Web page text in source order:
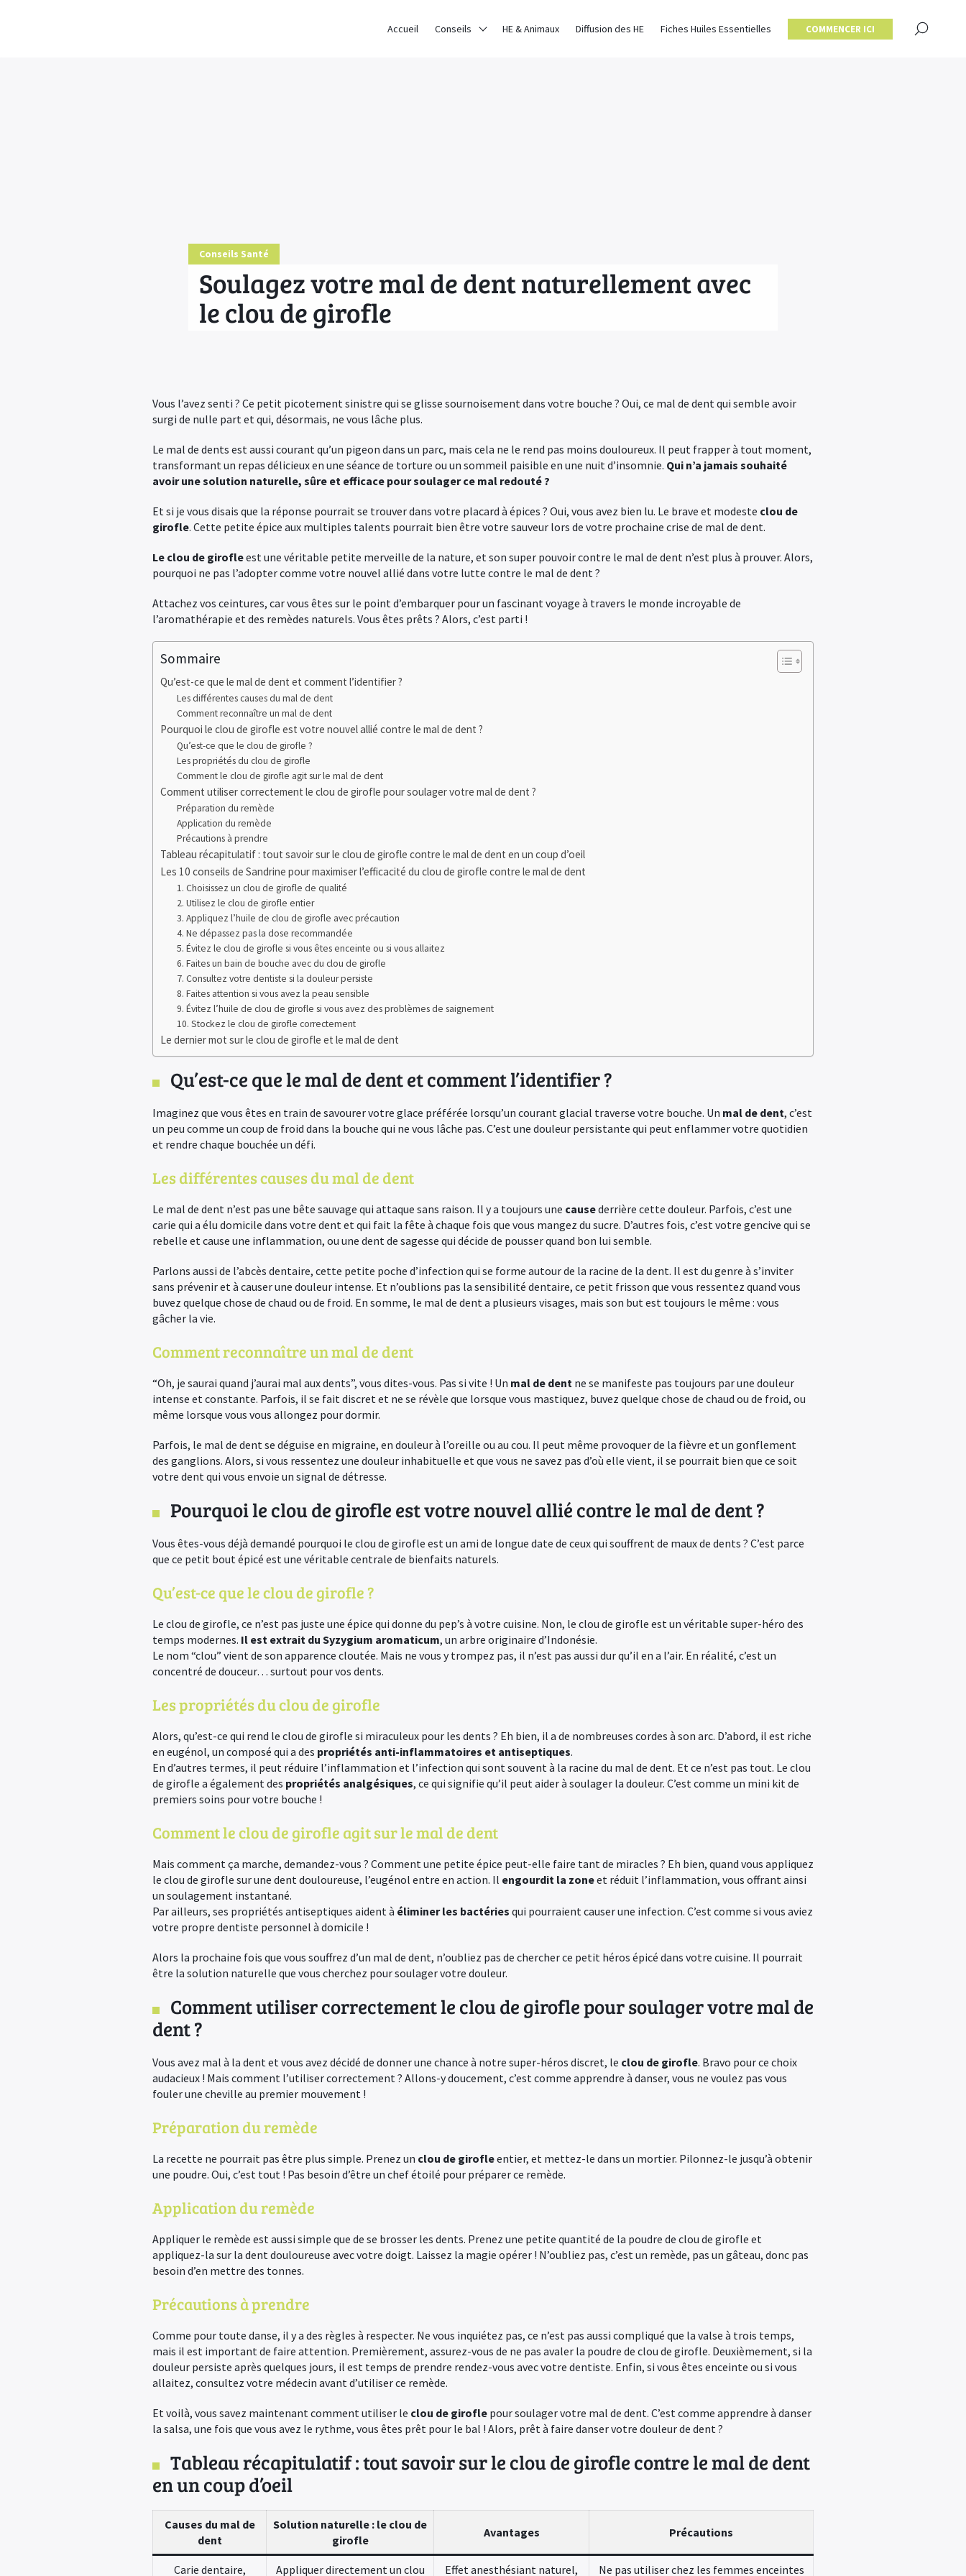
Conseils Santé
Soulagez votre mal de dent naturellement avec
le clou de girofle
Vous l’avez senti ? Ce petit picotement sinistre qui se glisse sournoisement dans votre bouche ? Oui, ce mal de dent qui semble avoir
surgi de nulle part et qui, désormais, ne vous lâche plus.
Le mal de dents est aussi courant qu’un pigeon dans un parc, mais cela ne le rend pas moins douloureux. Il peut frapper à tout moment,
transformant un repas délicieux en une séance de torture ou un sommeil paisible en une nuit d’insomnie. Qui n’a jamais souhaité
avoir une solution naturelle, sûre et efficace pour soulager ce mal redouté ?
Et si je vous disais que la réponse pourrait se trouver dans votre placard à épices ? Oui, vous avez bien lu. Le brave et modeste clou de
girofle. Cette petite épice aux multiples talents pourrait bien être votre sauveur lors de votre prochaine crise de mal de dent.
Le clou de girofleest une véritable petite merveille de la nature, et son super pouvoir contre le mal de dent n’est plus à prouver. Alors,
pourquoi ne pas l’adopter comme votre nouvel allié dans votre lutte contre le mal de dent ?
Attachez vos ceintures, car vous êtes sur le point d’embarquer pour un fascinant voyage à travers le monde incroyable de
l’aromathérapie et des remèdes naturels. Vous êtes prêts ? Alors, c’est parti !
Sommaire
Qu’est-ce que le mal de dent et comment l’identifier ?
Les différentes causes du mal de dent
Comment reconnaître un mal de dent
Pourquoi le clou de girofle est votre nouvel allié contre le mal de dent ?
Qu’est-ce que le clou de girofle ?
Les propriétés du clou de girofle
Comment le clou de girofle agit sur le mal de dent
Comment utiliser correctement le clou de girofle pour soulager votre mal de dent ?
Préparation du remède
Application du remède
Précautions à prendre
Tableau récapitulatif : tout savoir sur le clou de girofle contre le mal de dent en un coup d’oeil
Les 10 conseils de Sandrine pour maximiser l’efficacité du clou de girofle contre le mal de dent
1. Choisissez un clou de girofle de qualité
2. Utilisez le clou de girofle entier
3. Appliquez l’huile de clou de girofle avec précaution
4. Ne dépassez pas la dose recommandée
5. Évitez le clou de girofle si vous êtes enceinte ou si vous allaitez
6. Faites un bain de bouche avec du clou de girofle
7. Consultez votre dentiste si la douleur persiste
8. Faites attention si vous avez la peau sensible
9. Évitez l’huile de clou de girofle si vous avez des problèmes de saignement
10. Stockez le clou de girofle correctement
Le dernier mot sur le clou de girofle et le mal de dent
Qu’est-ce que le mal de dent et comment l’identifier ?
Imaginez que vous êtes en train de savourer votre glace préférée lorsqu’un courant glacial traverse votre bouche. Un mal de dent, c’est
un peu comme un coup de froid dans la bouche qui ne vous lâche pas. C’est une douleur persistante qui peut enflammer votre quotidien
et rendre chaque bouchée un défi.
Les différentes causes du mal de dent
Le mal de dent n’est pas une bête sauvage qui attaque sans raison. Il y a toujours une causederrière cette douleur. Parfois, c’est une
carie qui a élu domicile dans votre dent et qui fait la fête à chaque fois que vous mangez du sucre. D’autres fois, c’est votre gencive qui se
rebelle et cause une inflammation, ou une dent de sagesse qui décide de pousser quand bon lui semble.
Parlons aussi de l’abcès dentaire, cette petite poche d’infection qui se forme autour de la racine de la dent. Il est du genre à s’inviter
sans prévenir et à causer une douleur intense. Et n’oublions pas la sensibilité dentaire, ce petit frisson que vous ressentez quand vous
buvez quelque chose de chaud ou de froid. En somme, le mal de dent a plusieurs visages, mais son but est toujours le même : vous
gâcher la vie.
Comment reconnaître un mal de dent
“Oh, je saurai quand j’aurai mal aux dents”, vous dites-vous. Pas si vite ! Un mal de dent ne se manifeste pas toujours par une douleur
intense et constante. Parfois, il se fait discret et ne se révèle que lorsque vous mastiquez, buvez quelque chose de chaud ou de froid, ou
même lorsque vous vous allongez pour dormir.
Parfois, le mal de dent se déguise en migraine, en douleur à l’oreille ou au cou. Il peut même provoquer de la fièvre et un gonflement
des ganglions. Alors, si vous ressentez une douleur inhabituelle et que vous ne savez pas d’où elle vient, il se pourrait bien que ce soit
votre dent qui vous envoie un signal de détresse.
Pourquoi le clou de girofle est votre nouvel allié contre le mal de dent ?
Vous êtes-vous déjà demandé pourquoi le clou de girofle est un ami de longue date de ceux qui souffrent de maux de dents ? C’est parce
que ce petit bout épicé est une véritable centrale de bienfaits naturels.
Qu’est-ce que le clou de girofle ?
Le clou de girofle, ce n’est pas juste une épice qui donne du pep’s à votre cuisine. Non, le clou de girofle est un véritable super-héro des
temps modernes. Il est extrait du Syzygium aromaticum, un arbre originaire d’Indonésie.
Le nom “clou” vient de son apparence cloutée. Mais ne vous y trompez pas, il n’est pas aussi dur qu’il en a l’air. En réalité, c’est un
concentré de douceur… surtout pour vos dents.
Les propriétés du clou de girofle
Alors, qu’est-ce qui rend le clou de girofle si miraculeux pour les dents ? Eh bien, il a de nombreuses cordes à son arc. D’abord, il est riche
en eugénol, un composé qui a des propriétés anti-inflammatoires et antiseptiques.
En d’autres termes, il peut réduire l’inflammation et l’infection qui sont souvent à la racine du mal de dent. Et ce n’est pas tout. Le clou
de girofle a également des propriétés analgésiques, ce qui signifie qu’il peut aider à soulager la douleur. C’est comme un mini kit de
premiers soins pour votre bouche !
Comment le clou de girofle agit sur le mal de dent
Mais comment ça marche, demandez-vous ? Comment une petite épice peut-elle faire tant de miracles ? Eh bien, quand vous appliquez
le clou de girofle sur une dent douloureuse, l’eugénol entre en action. Il engourdit la zoneet réduit l’inflammation, vous offrant ainsi
un soulagement instantané.
Par ailleurs, ses propriétés antiseptiques aident à éliminer les bactéries qui pourraient causer une infection. C’est comme si vous aviez
votre propre dentiste personnel à domicile !
Alors la prochaine fois que vous souffrez d’un mal de dent, n’oubliez pas de chercher ce petit héros épicé dans votre cuisine. Il pourrait
être la solution naturelle que vous cherchez pour soulager votre douleur.
Comment utiliser correctement le clou de girofle pour soulager votre mal de
dent ?
Vous avez mal à la dent et vous avez décidé de donner une chance à notre super-héros discret, le clou de girofle. Bravo pour ce choix
audacieux ! Mais comment l’utiliser correctement ? Allons-y doucement, c’est comme apprendre à danser, vous ne voulez pas vous
fouler une cheville au premier mouvement !
Préparation du remède
La recette ne pourrait pas être plus simple. Prenez un clou de girofleentier, et mettez-le dans un mortier. Pilonnez-le jusqu’à obtenir
une poudre. Oui, c’est tout ! Pas besoin d’être un chef étoilé pour préparer ce remède.
Application du remède
Appliquer le remède est aussi simple que de se brosser les dents. Prenez une petite quantité de la poudre de clou de girofle et
appliquez-la sur la dent douloureuse avec votre doigt. Laissez la magie opérer ! N’oubliez pas, c’est un remède, pas un gâteau, donc pas
besoin d’en mettre des tonnes.
Précautions à prendre
Comme pour toute danse, il y a des règles à respecter. Ne vous inquiétez pas, ce n’est pas aussi compliqué que la valse à trois temps,
mais il est important de faire attention. Premièrement, assurez-vous de ne pas avaler la poudre de clou de girofle. Deuxièmement, si la
douleur persiste après quelques jours, il est temps de prendre rendez-vous avec votre dentiste. Enfin, si vous êtes enceinte ou si vous
allaitez, consultez votre médecin avant d’utiliser ce remède.
Et voilà, vous savez maintenant comment utiliser le clou de girofle pour soulager votre mal de dent. C’est comme apprendre à danser
la salsa, une fois que vous avez le rythme, vous êtes prêt pour le bal ! Alors, prêt à faire danser votre douleur de dent ?
Tableau récapitulatif : tout savoir sur le clou de girofle contre le mal de dent
en un coup d’oeil
Causes du mal de
dent
Solution naturelle : le clou de
girofle
Avantages Précautions
Carie dentaire, Appliquer directement un clou Effet anesthésiant naturel, Ne pas utiliser chez les femmes enceintes
Accueil Conseils HE & Animaux Diffusion des HE Fiches Huiles Essentielles COMMENCER ICI
×